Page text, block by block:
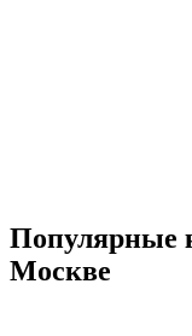
Популярные
Москве